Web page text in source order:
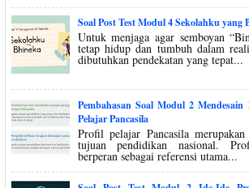
Soal Post Test Modul 4 Sekolahku yang
Untuk menjaga agar semboyan
tetap hidup dan tumbuh dalam
dibutuhkan pendekatan yang tepat...
Pembahasan Soal Modul 2
Pelajar Pancasila
Profil pelajar Pancasila merupakan
tujuan pendidikan nasional.
berperan sebagai referensi utama...